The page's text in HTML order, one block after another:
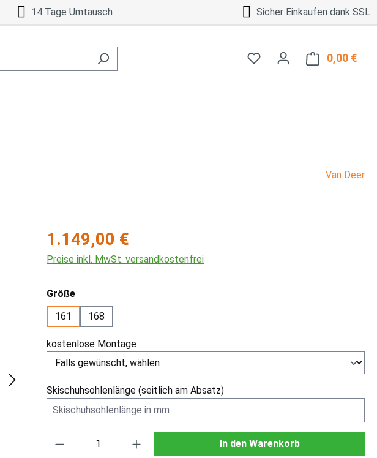
14 Tage Umtausch Sicher Einkaufen dank SSL
0,00 €
Van Deer
Regulärer Preis:
1.149,00 €
Preise inkl. MwSt. versandkostenfrei
Größeauswählen
161
168
kostenlose Montage
Skischuhsohlenlänge (seitlich am Absatz)
Produkt Anzahl: Gib den gewünschten Wert ein
In den Warenkorb